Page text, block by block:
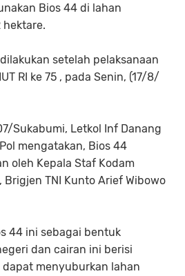
Bios 44 di lahan
hektare.
setelah pelaksanaan
RI ke 75 , pada Senin, (17/8/
Sukabumi, Letkol Inf Danang
mengatakan, Bios 44
oleh Kepala Staf Kodam
Brigjen TNI Kunto Arief Wibowo
44 ini sebagai bentuk
dan cairan ini berisi
menyuburkan lahan